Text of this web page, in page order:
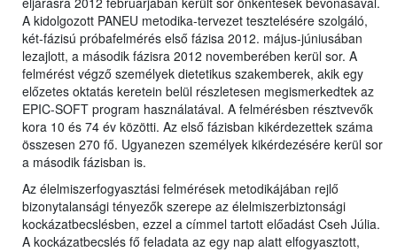
A kidolgozott PANEU metodika-tervezet tesztelésére szolgáló,
két-fázisú próbafelmérés első fázisa 2012. május-júniusában
lezajlott, a második fázisra 2012 novemberében kerül sor. A
felmérést végző személyek dietetikus szakemberek, akik egy
előzetes oktatás keretein belül részletesen megismerkedtek az
EPIC-SOFT program használatával. A felmérésben résztvevők
kora 10 és 74 év közötti. Az első fázisban kikérdezettek száma
összesen 270 fő. Ugyanezen személyek kikérdezésére kerül sor
a második fázisban is.
Az élelmiszerfogyasztási felmérések metodikájában rejlő
bizonytalansági tényezők szerepe az élelmiszerbiztonsági
kockázatbecslésben, ezzel a címmel tartott előadást Cseh Júlia.
A kockázatbecslés fő feladata az egy nap alatt elfogyasztott,